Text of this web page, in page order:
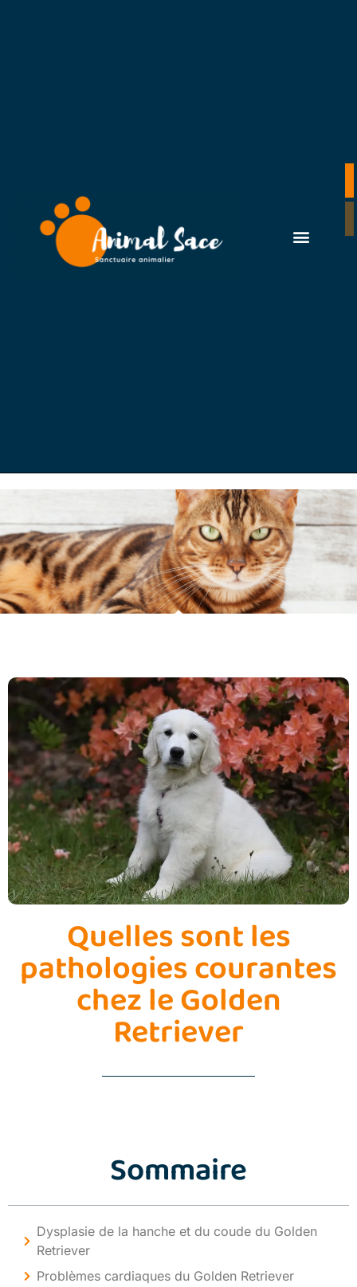
Quelles sont les
pathologies courantes
chez le Golden
Retriever
Sommaire
Dysplasie de la hanche et du coude du Golden
Retriever
Problèmes cardiaques du Golden Retriever